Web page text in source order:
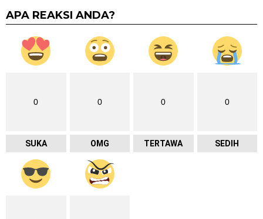
APA REAKSI ANDA?
0
SUKA
0
OMG
0
TERTAWA
0
SEDIH